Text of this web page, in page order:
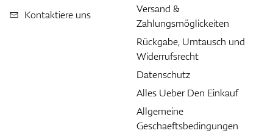
Kontaktiere uns
Versand &
Zahlungsmöglickeiten
Rückgabe, Umtausch und
Widerrufsrecht
Datenschutz
Alles Ueber Den Einkauf
Allgemeine
Geschaeftsbedingungen